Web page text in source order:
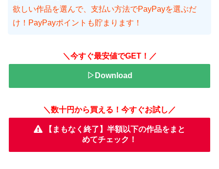
欲しい作品を選んで、支払い方法でPayPayを選ぶだ
け！PayPayポイントも貯まります！
＼今すぐ最安値でGET！／
▷Download
＼数十円から買える！今すぐお試し／
【まもなく終了】半額以下の作品をまと
めてチェック！